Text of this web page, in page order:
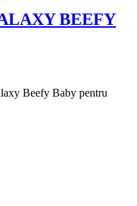
BEEFY
Beefy Baby pentru